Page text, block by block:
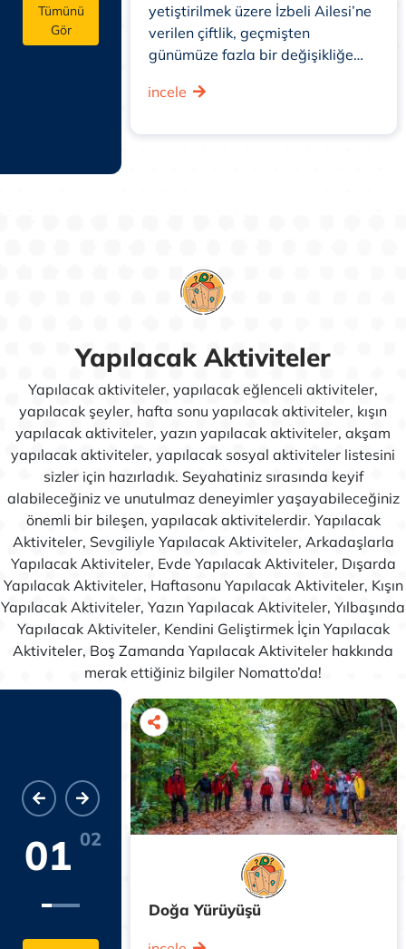
Tümünü
Gör
alan
yetiştirilmek üzere İzbeli Ailesi’ne
verilen çiftlik, geçmişten
günümüze fazla bir değişikliğe
korunarak gelmiştir.
incele
Yapılacak Aktiviteler
Yapılacak aktiviteler, yapılacak eğlenceli aktiviteler,
yapılacak şeyler, hafta sonu yapılacak aktiviteler, kışın
yapılacak aktiviteler, yazın yapılacak aktiviteler, akşam
yapılacak aktiviteler, yapılacak sosyal aktiviteler listesini
sizler için hazırladık. Seyahatiniz sırasında keyif
alabileceğiniz ve unutulmaz deneyimler yaşayabileceğiniz
önemli bir bileşen, yapılacak aktivitelerdir. Yapılacak
Aktiviteler, Sevgiliyle Yapılacak Aktiviteler, Arkadaşlarla
Yapılacak Aktiviteler, Evde Yapılacak Aktiviteler, Dışarda
Yapılacak Aktiviteler, Haftasonu Yapılacak Aktiviteler, Kışın
Yapılacak Aktiviteler, Yazın Yapılacak Aktiviteler, Yılbaşında
Yapılacak Aktiviteler, Kendini Geliştirmek İçin Yapılacak
Aktiviteler, Boş Zamanda Yapılacak Aktiviteler hakkında
merak ettiğiniz bilgiler Nomatto’da!
01 02
Doğa Yürüyüşü